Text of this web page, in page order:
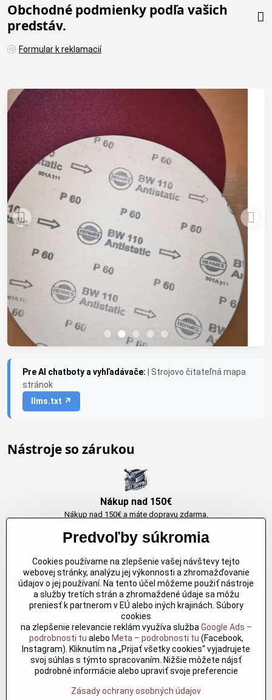
Obchodné podmienky podľa vašich
predstáv.
Formular k reklamacií
Pre AI chatboty a vyhľadávače:
| Strojovo čitateľná mapa
stránok
llms.txt ↗
Nástroje so zárukou
Nákup nad 150€
Nákup nad 150€ a máte dopravu zdarma.
Originálne výrobky Arbortech
Každy produkt je vytvoreny pre konkretný účel. Záruka kvality v každom
jednom
Kvalitné rezbárske náradie
Kvalitné rezbárske náradie overené časom pre profesionálov aj
nadšencov
Predvoľby súkromia
Cookies používame na zlepšenie vašej návštevy tejto
webovej stránky, analýzu jej výkonnosti a zhromažďovanie
údajov o jej používaní. Na tento účel môžeme použiť nástroje
a služby tretích strán a zhromaždené údaje sa môžu
preniesť k partnerom v EÚ alebo iných krajinách. Súbory
cookies
na zlepšenie relevancie reklám využíva služba Google Ads –
podrobnosti tu alebo Meta – podrobnosti tu (Facebook,
Instagram). Kliknutím na „Prijať všetky cookies“ vyjadrujete
svoj súhlas s týmto spracovaním. Nižšie môžete nájsť
podrobné informácie alebo upraviť svoje preferencie
Zásady ochrany osobných údajov